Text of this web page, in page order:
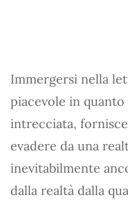
Immergersi nella
piacevole in quanto
intrecciata,
evadere da una
inevitabilmente
dalla realtà dalla